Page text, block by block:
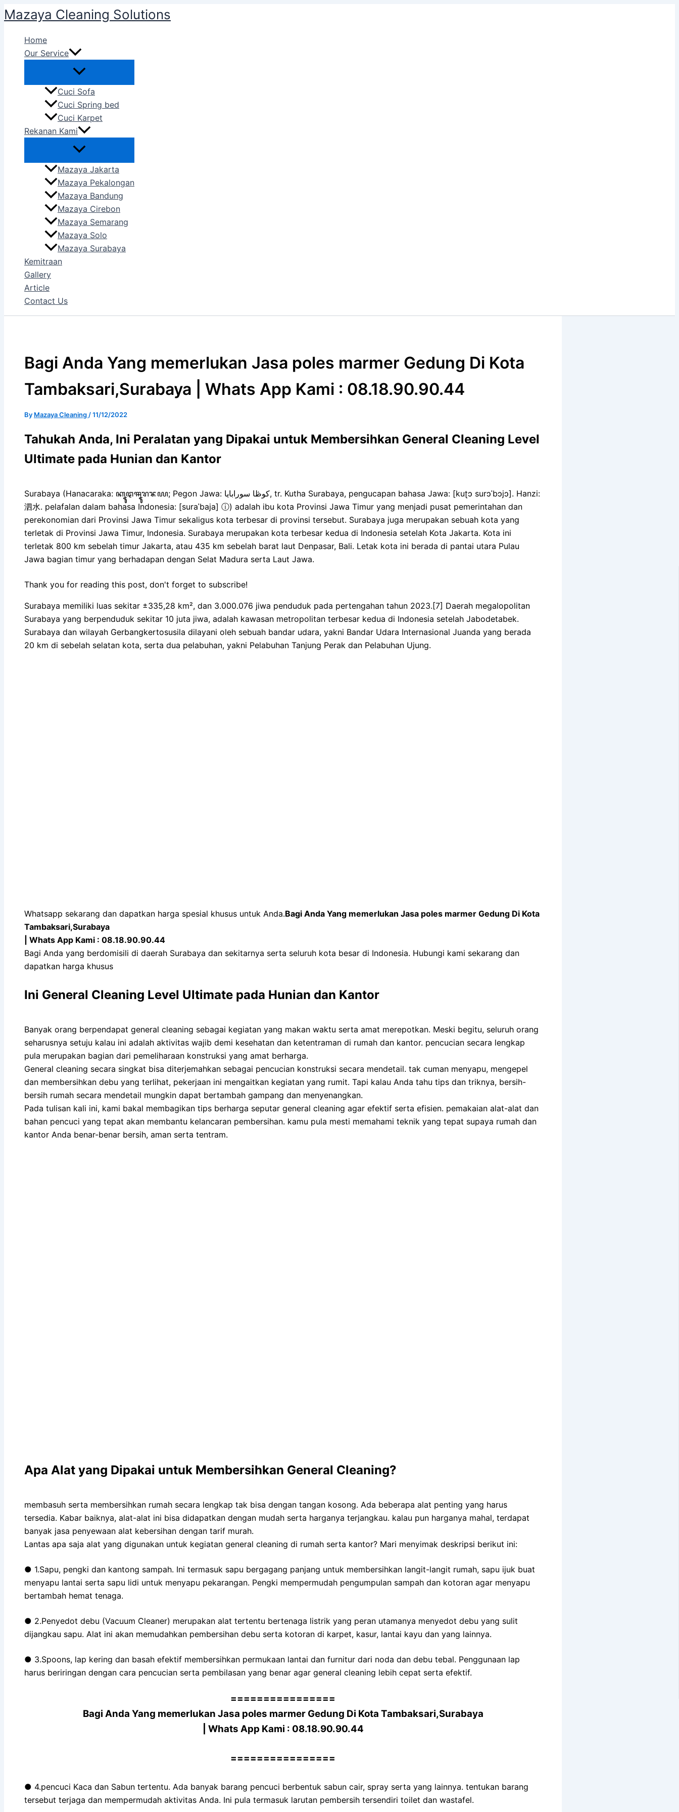
to
Mazaya Cleaning Solutions
Home
Our Service
Cuci Sofa
Cuci Spring bed
Cuci Karpet
Rekanan Kami
Mazaya Jakarta
Mazaya Pekalongan
Mazaya Bandung
Mazaya Cirebon
Mazaya Semarang
Mazaya Solo
Mazaya Surabaya
Kemitraan
Gallery
Article
Contact Us
Bagi Anda Yang memerlukan Jasa poles marmer Gedung Di Kota
Tambaksari,Surabaya | Whats App Kami : 08.18.90.90.44
By Mazaya Cleaning /11/12/2022
Tahukah Anda, Ini Peralatan yang Dipakai untuk Membersihkan General Cleaning Level
Ultimate pada Hunian dan Kantor
Surabaya (Hanacaraka: ꦏꦹꦛꦯꦹꦫꦨꦪ; Pegon Jawa: كوڟا سورابايا, tr. Kutha Surabaya, pengucapan bahasa Jawa: [kuʈɔ surɔˈbɔjɔ]. Hanzi:
泗水. pelafalan dalam bahasa Indonesia: [suraˈbaja] ⓘ) adalah ibu kota Provinsi Jawa Timur yang menjadi pusat pemerintahan dan
perekonomian dari Provinsi Jawa Timur sekaligus kota terbesar di provinsi tersebut. Surabaya juga merupakan sebuah kota yang
terletak di Provinsi Jawa Timur, Indonesia. Surabaya merupakan kota terbesar kedua di Indonesia setelah Kota Jakarta. Kota ini
terletak 800 km sebelah timur Jakarta, atau 435 km sebelah barat laut Denpasar, Bali. Letak kota ini berada di pantai utara Pulau
Jawa bagian timur yang berhadapan dengan Selat Madura serta Laut Jawa.
Thank you for reading this post, don't forget to subscribe!
Surabaya memiliki luas sekitar ±335,28 km², dan 3.000.076 jiwa penduduk pada pertengahan tahun 2023.[7] Daerah megalopolitan
Surabaya yang berpenduduk sekitar 10 juta jiwa, adalah kawasan metropolitan terbesar kedua di Indonesia setelah Jabodetabek.
Surabaya dan wilayah Gerbangkertosusila dilayani oleh sebuah bandar udara, yakni Bandar Udara Internasional Juanda yang berada
20 km di sebelah selatan kota, serta dua pelabuhan, yakni Pelabuhan Tanjung Perak dan Pelabuhan Ujung.
Whatsapp sekarang dan dapatkan harga spesial khusus untuk Anda.Bagi Anda Yang memerlukan Jasa poles marmer Gedung Di Kota
Tambaksari,Surabaya
| Whats App Kami : 08.18.90.90.44
Bagi Anda yang berdomisili di daerah Surabaya dan sekitarnya serta seluruh kota besar di Indonesia. Hubungi kami sekarang dan
dapatkan harga khusus
Ini General Cleaning Level Ultimate pada Hunian dan Kantor
Banyak orang berpendapat general cleaning sebagai kegiatan yang makan waktu serta amat merepotkan. Meski begitu, seluruh orang
seharusnya setuju kalau ini adalah aktivitas wajib demi kesehatan dan ketentraman di rumah dan kantor. pencucian secara lengkap
pula merupakan bagian dari pemeliharaan konstruksi yang amat berharga.
General cleaning secara singkat bisa diterjemahkan sebagai pencucian konstruksi secara mendetail. tak cuman menyapu, mengepel
dan membersihkan debu yang terlihat, pekerjaan ini mengaitkan kegiatan yang rumit. Tapi kalau Anda tahu tips dan triknya, bersih-
bersih rumah secara mendetail mungkin dapat bertambah gampang dan menyenangkan.
Pada tulisan kali ini, kami bakal membagikan tips berharga seputar general cleaning agar efektif serta efisien. pemakaian alat-alat dan
bahan pencuci yang tepat akan membantu kelancaran pembersihan. kamu pula mesti memahami teknik yang tepat supaya rumah dan
kantor Anda benar-benar bersih, aman serta tentram.
Apa Alat yang Dipakai untuk Membersihkan General Cleaning?
membasuh serta membersihkan rumah secara lengkap tak bisa dengan tangan kosong. Ada beberapa alat penting yang harus
tersedia. Kabar baiknya, alat-alat ini bisa didapatkan dengan mudah serta harganya terjangkau. kalau pun harganya mahal, terdapat
banyak jasa penyewaan alat kebersihan dengan tarif murah.
Lantas apa saja alat yang digunakan untuk kegiatan general cleaning di rumah serta kantor? Mari menyimak deskripsi berikut ini:
● 1.Sapu, pengki dan kantong sampah. Ini termasuk sapu bergagang panjang untuk membersihkan langit-langit rumah, sapu ijuk buat
menyapu lantai serta sapu lidi untuk menyapu pekarangan. Pengki mempermudah pengumpulan sampah dan kotoran agar menyapu
bertambah hemat tenaga.
● 2.Penyedot debu (Vacuum Cleaner) merupakan alat tertentu bertenaga listrik yang peran utamanya menyedot debu yang sulit
dijangkau sapu. Alat ini akan memudahkan pembersihan debu serta kotoran di karpet, kasur, lantai kayu dan yang lainnya.
● 3.Spoons, lap kering dan basah efektif membersihkan permukaan lantai dan furnitur dari noda dan debu tebal. Penggunaan lap
harus beriringan dengan cara pencucian serta pembilasan yang benar agar general cleaning lebih cepat serta efektif.
================
Bagi Anda Yang memerlukan Jasa poles marmer Gedung Di Kota Tambaksari,Surabaya
| Whats App Kami : 08.18.90.90.44
================
● 4.pencuci Kaca dan Sabun tertentu. Ada banyak barang pencuci berbentuk sabun cair, spray serta yang lainnya. tentukan barang
tersebut terjaga dan mempermudah aktivitas Anda. Ini pula termasuk larutan pembersih tersendiri toilet dan wastafel.